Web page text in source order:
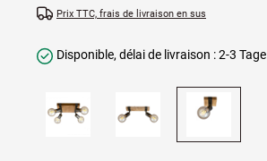
Prix TTC, frais de livraison en sus
Disponible, délai de livraison : 2-3 Tage